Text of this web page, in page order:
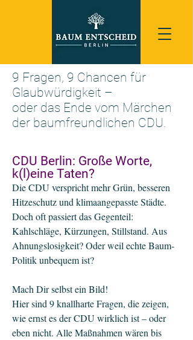
9 Fragen, 9 Chancen für
Glaubwürdigkeit –
oder das Ende vom Märchen
der baumfreundlichen CDU.
CDU Berlin: Große Worte,
k(l)eine Taten?
​​Die CDU verspricht mehr Grün, besseren
Hitzeschutz und klimaangepasste Städte.
Doch oft passiert das Gegenteil:
Kahlschläge, Kürzungen, Stillstand. Aus
Ahnungslosigkeit? Oder weil echte Baum-
Politik unbequem ist?
Mach Dir selbst ein Bild!
Hier sind 9 knallharte Fragen, die zeigen,
wie ernst es der CDU wirklich ist – oder
eben nicht. Alle Maßnahmen wären bis